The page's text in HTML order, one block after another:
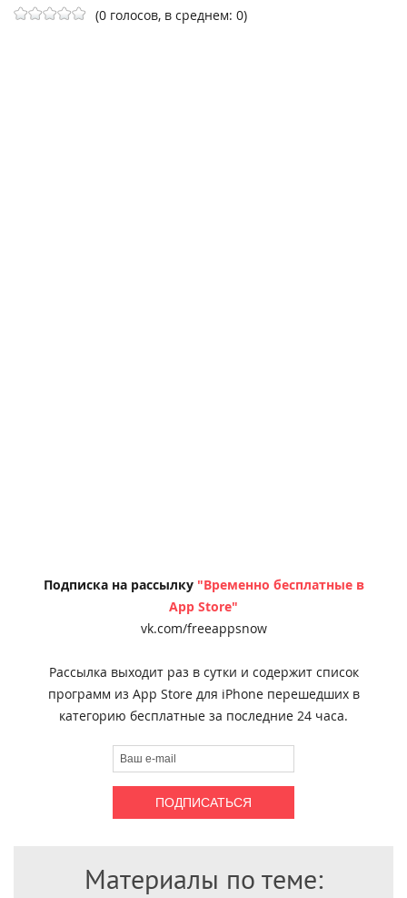
(0 голосов, в среднем: 0)
Подписка на рассылку "Временно бесплатные в
App Store"
vk.com/freeappsnow
Рассылка выходит раз в сутки и содержит список
программ из App Store для iPhone перешедших в
категорию бесплатные за последние 24 часа.
Материалы по теме: